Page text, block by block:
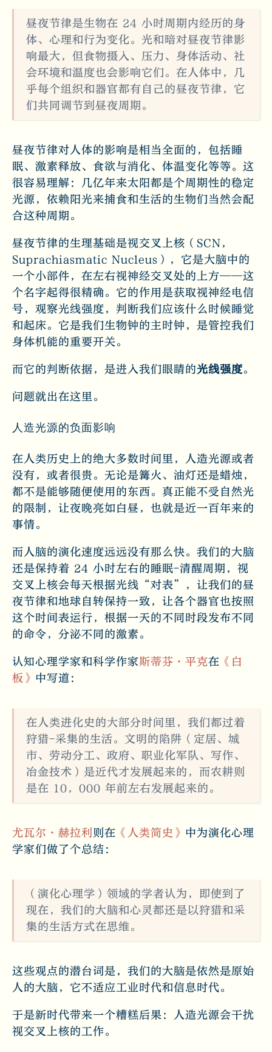
昼夜节律是生物在 24 小时周期内经历的身
体、心理和行为变化。光和暗对昼夜节律影
响最大，但食物摄入、压力、身体活动、社
会环境和温度也会影响它们。在人体中，几
乎每个组织和器官都有自己的昼夜节律，它
们共同调节到昼夜周期。
昼夜节律对人体的影响是相当全面的，包括睡
眠、激素释放、食欲与消化、体温变化等等。这
很容易理解：几亿年来太阳都是个周期性的稳定
光源，依赖阳光来捕食和生活的生物们当然会配
合这种周期。
昼夜节律的生理基础是视交叉上核（SCN，
Suprachiasmatic Nucleus），它是大脑中的
一个小部件，在左右视神经交叉处的上方——这
个名字起得很精确。它的作用是获取视神经电信
号，观察光线强度，判断我们应该什么时候睡觉
和起床。它是我们生物钟的主时钟，是管控我们
身体机能的重要开关。
而它的判断依据，是进入我们眼睛的光线强度。
问题就出在这里。
人造光源的负面影响
在人类历史上的绝大多数时间里，人造光源或者
没有，或者很贵。无论是篝火、油灯还是蜡烛，
都不是能够随便使用的东西。真正能不受自然光
的限制，让夜晚亮如白昼，也就是近一百年来的
事情。
而人脑的演化速度远远没有那么快。我们的大脑
还是保持着 24 小时左右的睡眠-清醒周期，视
交叉上核会每天根据光线“对表”，让我们的昼
夜节律和地球自转保持一致，让各个器官也按照
这个时间表运行，根据一天的不同时段发布不同
的命令，分泌不同的激素。
认知心理学家和科学作家斯蒂芬·平克在 《白
板》 中写道：
在人类进化史的大部分时间里，我们都过着
狩猎-采集的生活。文明的陷阱（定居、城
市、劳动分工、政府、职业化军队、写作、
冶金技术）是近代才发展起来的，而农耕则
是在 10，000 年前左右发展起来的。
尤瓦尔·赫拉利 则在 《人类简史》 中为演化心理
学家们做了个总结：
（演化心理学）领域的学者认为，即使到了
现在，我们的大脑和心灵都还是以狩猎和采
集的生活方式在思维。
这些观点的潜台词是，我们的大脑是依然是原始
人的大脑，它不适应工业时代和信息时代。
于是新时代带来一个糟糕后果：人造光源会干扰
视交叉上核的工作。